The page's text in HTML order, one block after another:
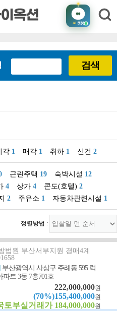
AI챗봇
검색
각 1 매각 1 취하 1 신건 2
근린주택 19 숙박시설 12
4 상가 4 콘도(호텔) 2
2 주유소 1 자동차관련시설 1
정렬방법 :
법원 부산서부지원 경매4계
부산광역시 사상구 주례동 595 럭
파트 3동 7층701호
222,000,000원
(70%)155,400,000원
토부실거래가 184,000,000원